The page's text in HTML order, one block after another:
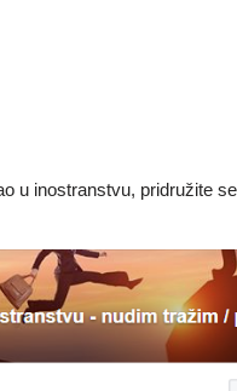
u inostranstvu, pridružite